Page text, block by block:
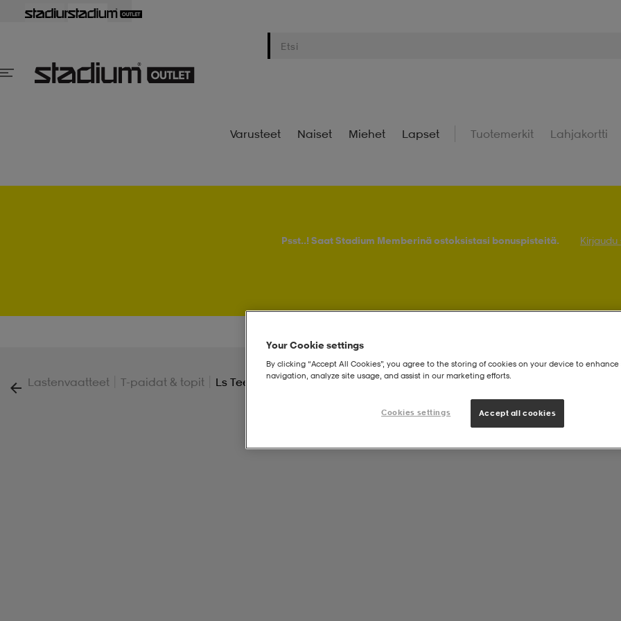
Varusteet Naiset Miehet Lapset Tuotemerkit Lahjakortti
Psst..! Saat Stadium Memberinä ostoksistasi bonuspisteitä. Kirjaudu
Lastenvaatteet T-paidat & topit Ls Tee Jr
Your Cookie settings
By clicking “Accept All Cookies”, you agree to the storing of cookies on your device to enhance
navigation, analyze site usage, and assist in our marketing efforts.
Cookies settings Accept all cookies